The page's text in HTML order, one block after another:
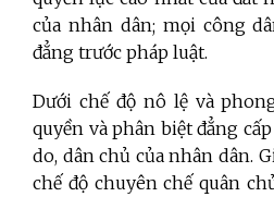
của nhân dân; mọi công
đẳng trước pháp luật.
Dưới chế độ nô lệ và
quyền và phân biệt đẳng
do, dân chủ của nhân dân.
chế độ chuyên chế quân